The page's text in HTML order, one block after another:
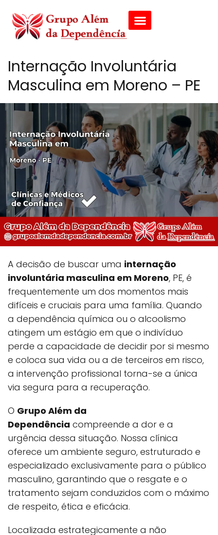
Internação Involuntária
Masculina em Moreno – PE
A decisão de buscar uma internação
involuntária masculina em Moreno, PE, é
frequentemente um dos momentos mais
difíceis e cruciais para uma família. Quando
a dependência química ou o alcoolismo
atingem um estágio em que o indivíduo
perde a capacidade de decidir por si mesmo
e coloca sua vida ou a de terceiros em risco,
a intervenção profissional torna-se a única
via segura para a recuperação.
O Grupo Além da
Dependência compreende a dor e a
urgência dessa situação. Nossa clínica
oferece um ambiente seguro, estruturado e
especializado exclusivamente para o público
masculino, garantindo que o resgate e o
tratamento sejam conduzidos com o máximo
de respeito, ética e eficácia.
Localizada estrategicamente a não